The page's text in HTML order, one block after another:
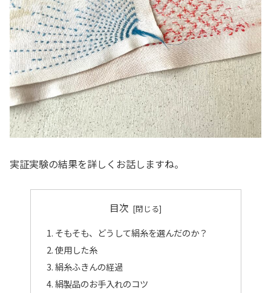
実証実験の結果を詳しくお話しますね。
目次
そもそも、どうして絹糸を選んだのか？
使用した糸
絹糸ふきんの経過
絹製品のお手入れのコツ